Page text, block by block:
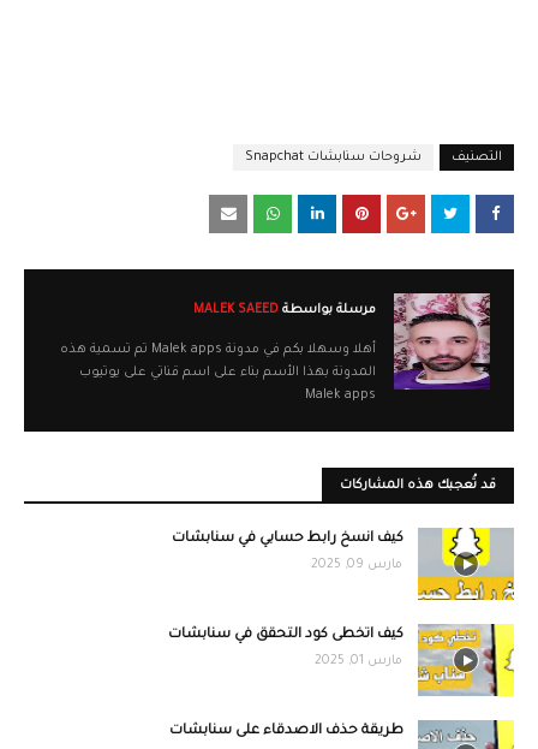
التصنيف شروحات سنابشات Snapchat
مرسلة بواسطة
أهلا وسهلا بكم في مدونة Malek apps تم تسمية هذه
المدونة بهذا الأسم بناء على اسم قناتي على يوتيوب
Malek apps
قد تُعجبك هذه المشاركات
كيف انسخ رابط حسابي في سنابشات
مارس 09, 2025
كيف اتخطى كود التحقق في سنابشات
مارس 01, 2025
طريقة حذف الاصدقاء على سنابشات